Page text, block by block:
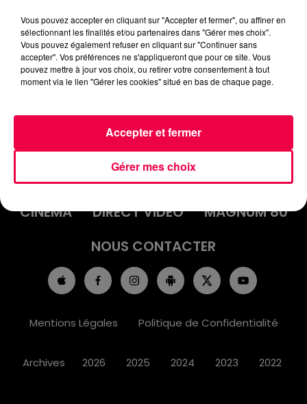
INFOS
AGENDA
JEUX
PODCASTS
CINÉMA
DIRECT VIDÉO
MAGNUM 80
NOUS CONTACTER
Mentions Légales Politique de Confidentialité
Archives 2026 2025 2024 2023 2022
Vous pouvez accepter en cliquant sur "Accepter et fermer", ou affiner en
sélectionnant les finalités et/ou partenaires dans "Gérer mes choix".
Vous pouvez également refuser en cliquant sur "Continuer sans
accepter". Vos préférences ne s'appliqueront que pour ce site. Vous
pouvez mettre à jour vos choix, ou retirer votre consentement à tout
moment via le lien "Gérer les cookies" situé en bas de chaque page.
Gérer mes choix
Accepter et fermer